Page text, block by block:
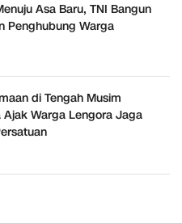
Asa Baru, TNI Bangun
Penghubung Warga
di Tengah Musim
Ajak Warga Lengora Jaga